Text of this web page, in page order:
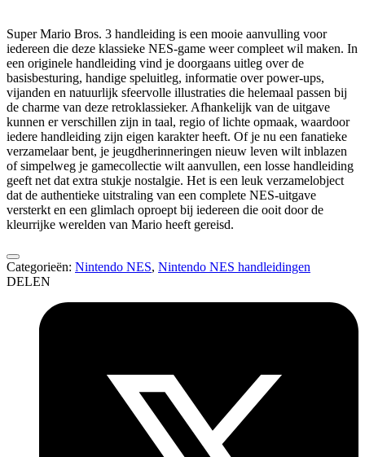
Super Mario Bros. 3 handleiding is een mooie aanvulling voor
iedereen die deze klassieke NES-game weer compleet wil maken. In
een originele handleiding vind je doorgaans uitleg over de
basisbesturing, handige speluitleg, informatie over power-ups,
vijanden en natuurlijk sfeervolle illustraties die helemaal passen bij
de charme van deze retroklassieker. Afhankelijk van de uitgave
kunnen er verschillen zijn in taal, regio of lichte opmaak, waardoor
iedere handleiding zijn eigen karakter heeft. Of je nu een fanatieke
verzamelaar bent, je jeugdherinneringen nieuw leven wilt inblazen
of simpelweg je gamecollectie wilt aanvullen, een losse handleiding
geeft net dat extra stukje nostalgie. Het is een leuk verzamelobject
dat de authentieke uitstraling van een complete NES-uitgave
versterkt en een glimlach oproept bij iedereen die ooit door de
kleurrijke werelden van Mario heeft gereisd.
Categorieën: Nintendo NES, Nintendo NES handleidingen
DELEN